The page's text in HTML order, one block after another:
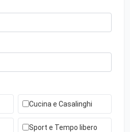
Cucina e Casalinghi
Sport e Tempo libero